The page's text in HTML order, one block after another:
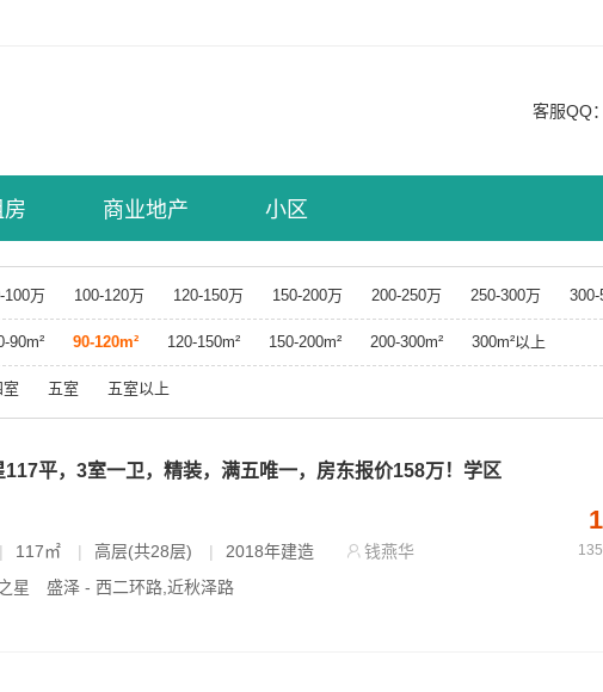
客服QQ：
房 商业地产 小区
100万 100-120万 120-150万 150-200万 200-250万 250-300万 300-
90m² 90-120m² 120-150m² 150-200m² 200-300m² 300m²以上
室 五室 五室以上
117平，3室一卫，精装，满五唯一，房东报价158万！学区
| 117㎡ | 高层(共28层) | 2018年建造
钱燕华
星
盛泽 - 西二环路,近秋泽路